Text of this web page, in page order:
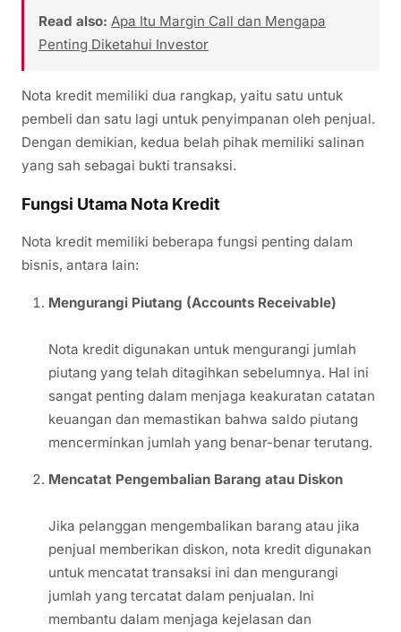
Read also: Apa Itu Margin Call dan Mengapa
Penting Diketahui Investor
Nota kredit memiliki dua rangkap, yaitu satu untuk
pembeli dan satu lagi untuk penyimpanan oleh penjual.
Dengan demikian, kedua belah pihak memiliki salinan
yang sah sebagai bukti transaksi.
Fungsi Utama Nota Kredit
Nota kredit memiliki beberapa fungsi penting dalam
bisnis, antara lain:
Mengurangi Piutang (Accounts Receivable)
Nota kredit digunakan untuk mengurangi jumlah
piutang yang telah ditagihkan sebelumnya. Hal ini
sangat penting dalam menjaga keakuratan catatan
keuangan dan memastikan bahwa saldo piutang
mencerminkan jumlah yang benar-benar terutang.
Mencatat Pengembalian Barang atau Diskon
Jika pelanggan mengembalikan barang atau jika
penjual memberikan diskon, nota kredit digunakan
untuk mencatat transaksi ini dan mengurangi
jumlah yang tercatat dalam penjualan. Ini
membantu dalam menjaga kejelasan dan